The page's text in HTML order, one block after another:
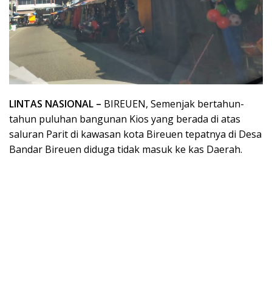
LINTAS NASIONAL – BIREUEN, Semenjak bertahun-
tahun puluhan bangunan Kios yang berada di atas
saluran Parit di kawasan kota Bireuen tepatnya di Desa
Bandar Bireuen diduga tidak masuk ke kas Daerah.